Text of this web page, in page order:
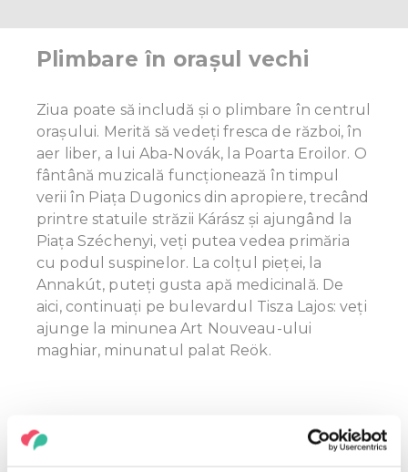
Plimbare în orașul vechi
Ziua poate să includă și o plimbare în centrul
orașului. Merită să vedeți fresca de război, în
aer liber, a lui Aba-Novák, la Poarta Eroilor. O
fântână muzicală funcţionează în timpul
verii în Piața Dugonics din apropiere, trecând
printre statuile străzii Kárász și ajungând la
Piața Széchenyi, veți putea vedea primăria
cu podul suspinelor. La colțul pieței, la
Annakút, puteți gusta apă medicinală. De
aici, continuați pe bulevardul Tisza Lajos: veți
ajunge la minunea Art Nouveau-ului
maghiar, minunatul palat Reök.